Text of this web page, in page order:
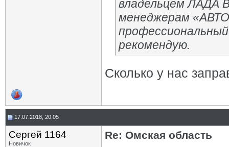
владельцем ЛАДА
менеджерам
рекомендую.
Сколько у нас
17.07.2018, 20:05
Сергей 1164
Новичок
Re: Омская область